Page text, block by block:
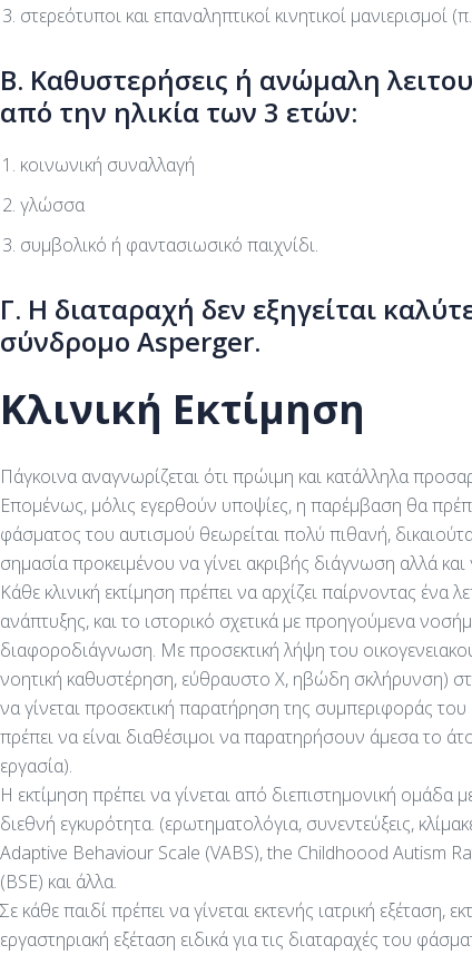
στερεότυποι και επαναληπτικοί κινητικοί
Β. Καθυστερήσεις ή ανώμαλη
από την ηλικία των 3 ετών:
κοινωνική συναλλαγή
γλώσσα
συμβολικό ή φαντασιωσικό παιχνίδι.
Γ. Η διαταραχή δεν εξηγείται
σύνδρομο Asperger.
Κλινική Εκτίμηση
Πάγκοινα αναγνωρίζεται ότι πρώιμη και κατάλληλα
Επομένως, μόλις εγερθούν υποψίες, η παρέμβαση θα
φάσματος του αυτισμού θεωρείται πολύ πιθανή,
σημασία προκειμένου να γίνει ακριβής διάγνωση αλλά
Κάθε κλινική εκτίμηση πρέπει να αρχίζει παίρνοντας
ανάπτυξης, και το ιστορικό σχετικά με προηγούμενα
διαφοροδιάγνωση. Με προσεκτική λήψη του
νοητική καθυστέρηση, εύθραυστο X, ηβώδη σκλήρυνση)
να γίνεται προσεκτική παρατήρηση της συμπεριφοράς
πρέπει να είναι διαθέσιμοι να παρατηρήσουν άμεσα το
εργασία).
Η εκτίμηση πρέπει να γίνεται από διεπιστημονική ομάδα
διεθνή εγκυρότητα. (ερωτηματολόγια, συνεντεύξεις,
Adaptive Behaviour Scale (VABS), the Childhoood Autism
(BSE) και άλλα.
Σε κάθε παιδί πρέπει να γίνεται εκτενής ιατρική εξέταση,
εργαστηριακή εξέταση ειδικά για τις διαταραχές του